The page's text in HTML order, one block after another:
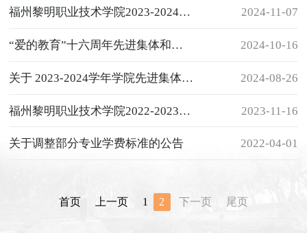
福州黎明职业技术学院2023-2024学年度信息公开工作报告 2024-11-07
“爱的教育”十六周年先进集体和个人拟表彰对象公示 2024-10-16
关于 2023-2024学年学院先进集体、优秀教师、先进教育工作者及优秀辅导员拟表彰对象的公示 2024-08-26
福州黎明职业技术学院2022-2023学年度信息公开工作报告 2023-11-16
关于调整部分专业学费标准的公告 2022-04-01
首页 上一页 1 2 下一页 尾页